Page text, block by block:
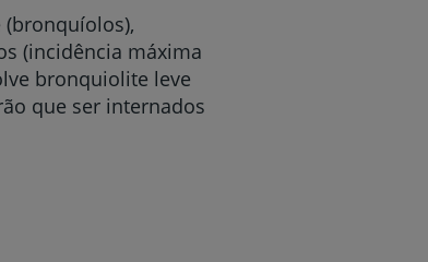
(incidência máxima
bronquiolite leve
que ser internados